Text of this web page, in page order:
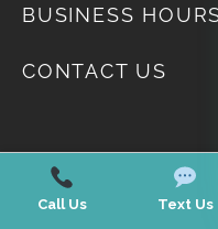
BUSINESS
CONTACT US
If you are using a
Call Us Text Us